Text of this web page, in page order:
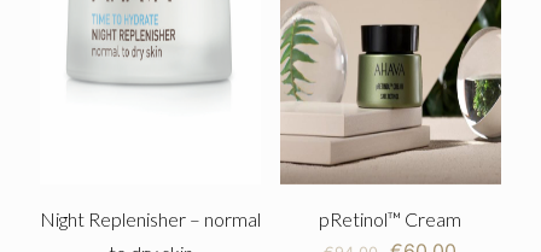
Night Replenisher – normal
pRetinol™ Cream